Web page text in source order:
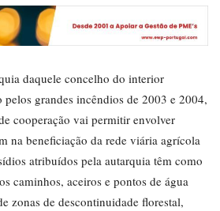
daquele concelho do interior
grandes incêndios de 2003 e 2004,
cooperação vai permitir envolver
na beneficiação da rede viária agrícola
atribuídos pela autarquia têm como
caminhos, aceiros e pontos de água
zonas de descontinuidade florestal,